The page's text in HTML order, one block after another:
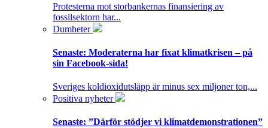
Protesterna mot storbankernas finansiering av
fossilsektorn har...
Dumheter
Senaste: Moderaterna har fixat klimatkrisen – på
sin Facebook-sida!
Sveriges koldioxidutsläpp är minus sex miljoner ton,...
Positiva nyheter
Senaste: ”Därför stödjer vi klimatdemonstrationen”